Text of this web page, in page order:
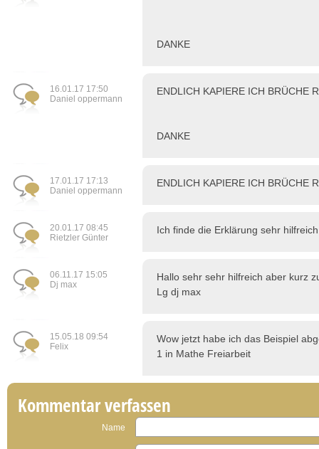
DANKE
16.01.17 17:50
Daniel oppermann
ENDLICH KAPIERE ICH BRÜCHE
DANKE
17.01.17 17:13
Daniel oppermann
ENDLICH KAPIERE ICH BRÜCHE
20.01.17 08:45
Rietzler Günter
Ich finde die Erklärung sehr
06.11.17 15:05
Dj max
Hallo sehr sehr hilfreich aber kurz
Lg dj max
15.05.18 09:54
Felix
Wow jetzt habe ich das Beispiel
1 in Mathe Freiarbeit
Kommentar verfassen
Name